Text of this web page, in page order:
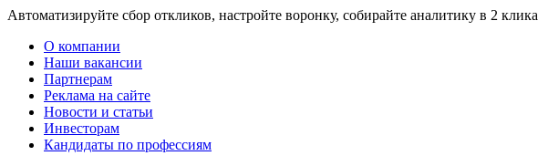
Автоматизируйте сбор откликов, настройте воронку, собирайте аналитику в 2 клика
О компании
Наши вакансии
Партнерам
Реклама на сайте
Новости и статьи
Инвесторам
Кандидаты по профессиям